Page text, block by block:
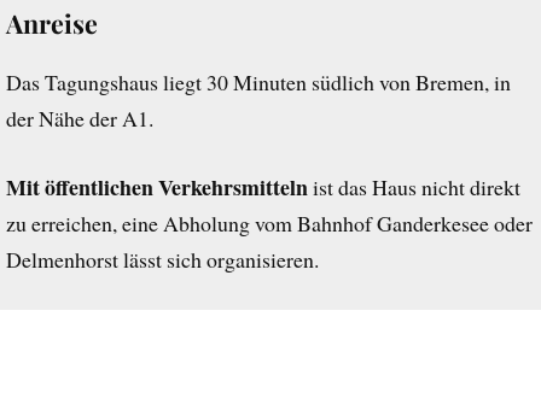
Anreise
Das Tagungshaus liegt 30 Minuten südlich von Bremen, in
der Nähe der A1.
Mit öffentlichen Verkehrsmittelnist das Haus nicht direkt
zu erreichen, eine Abholung vom Bahnhof Ganderkesee oder
Delmenhorst lässt sich organisieren.